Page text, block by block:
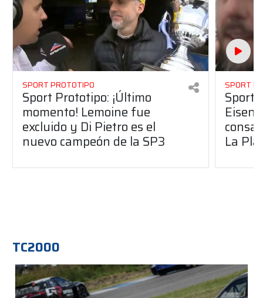
SPORT PROTOTIPO
Sport Prototipo: ¡Último
momento! Lemoine fue
excluido y Di Pietro es el
nuevo campeón de la SP3
SPORT
Sport
La
TC2000